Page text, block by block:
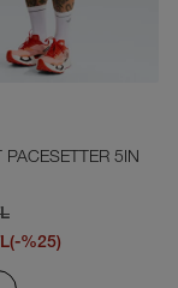
5IN
(-%25)